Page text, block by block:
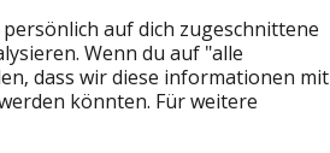
auf dich zugeschnittene
Wenn du auf "alle
dass wir diese informationen mit
könnten. Für weitere